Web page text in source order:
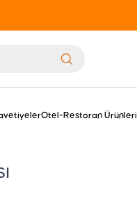
Ücretsiz!
Otel-Restoran Ürünleri